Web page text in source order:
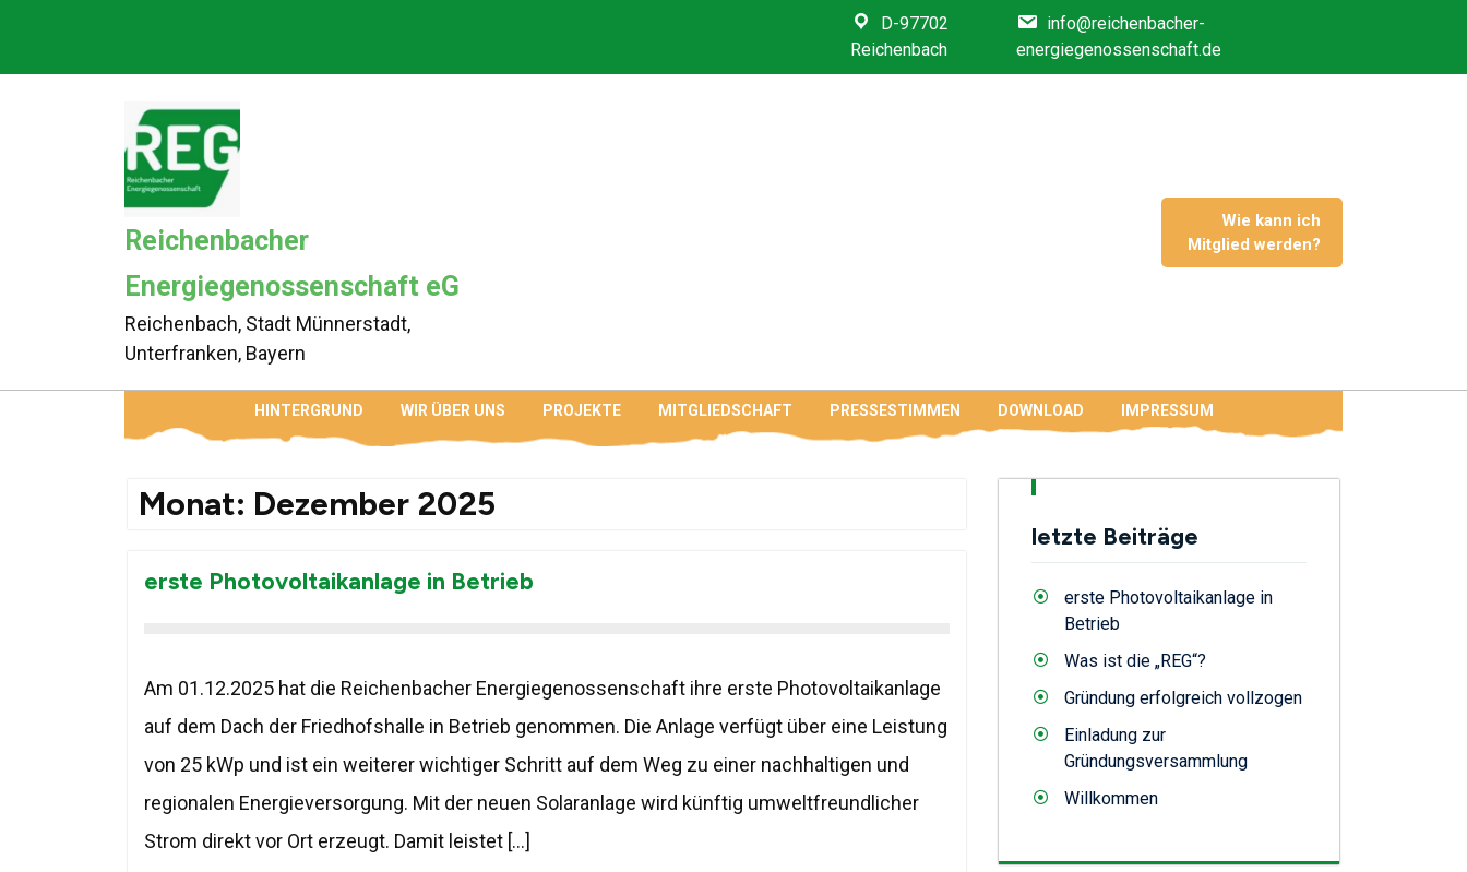
D-97702
Reichenbach
info@reichenbacher-
energiegenossenschaft.de
Reichenbacher
Energiegenossenschaft eG
Reichenbach, Stadt Münnerstadt,
Unterfranken, Bayern
Wie kann ich
Mitglied werden?
HINTERGRUND WIR ÜBER UNS PROJEKTE MITGLIEDSCHAFT PRESSESTIMMEN DOWNLOAD IMPRESSUM
Monat: Dezember 2025
erste Photovoltaikanlage in Betrieb
Am 01.12.2025 hat die Reichenbacher Energiegenossenschaft ihre erste Photovoltaikanlage
auf dem Dach der Friedhofshalle in Betrieb genommen. Die Anlage verfügt über eine Leistung
von 25 kWp und ist ein weiterer wichtiger Schritt auf dem Weg zu einer nachhaltigen und
regionalen Energieversorgung. Mit der neuen Solaranlage wird künftig umweltfreundlicher
Strom direkt vor Ort erzeugt. Damit leistet […]
letzte Beiträge
erste Photovoltaikanlage in
Betrieb
Was ist die „REG“?
Gründung erfolgreich vollzogen
Einladung zur
Gründungsversammlung
Willkommen